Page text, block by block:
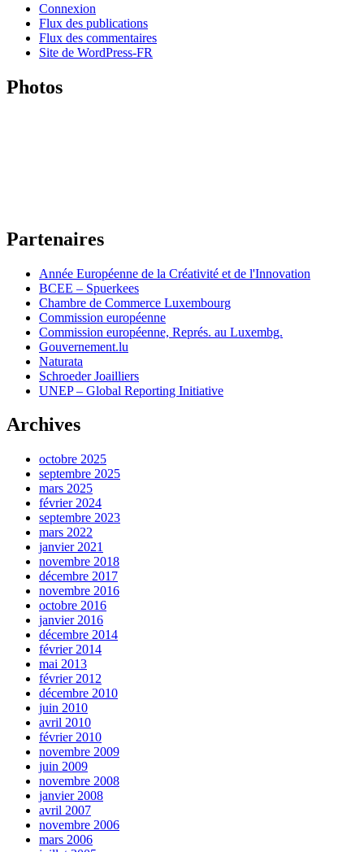
Connexion
Flux des publications
Flux des commentaires
Site de WordPress-FR
Photos
Partenaires
Année Européenne de la Créativité et de l'Innovation
BCEE – Spuerkees
Chambre de Commerce Luxembourg
Commission européenne
Commission européenne, Représ. au Luxembg.
Gouvernement.lu
Naturata
Schroeder Joailliers
UNEP – Global Reporting Initiative
Archives
octobre 2025
septembre 2025
mars 2025
février 2024
septembre 2023
mars 2022
janvier 2021
novembre 2018
décembre 2017
novembre 2016
octobre 2016
janvier 2016
décembre 2014
février 2014
mai 2013
février 2012
décembre 2010
juin 2010
avril 2010
février 2010
novembre 2009
juin 2009
novembre 2008
janvier 2008
avril 2007
novembre 2006
mars 2006